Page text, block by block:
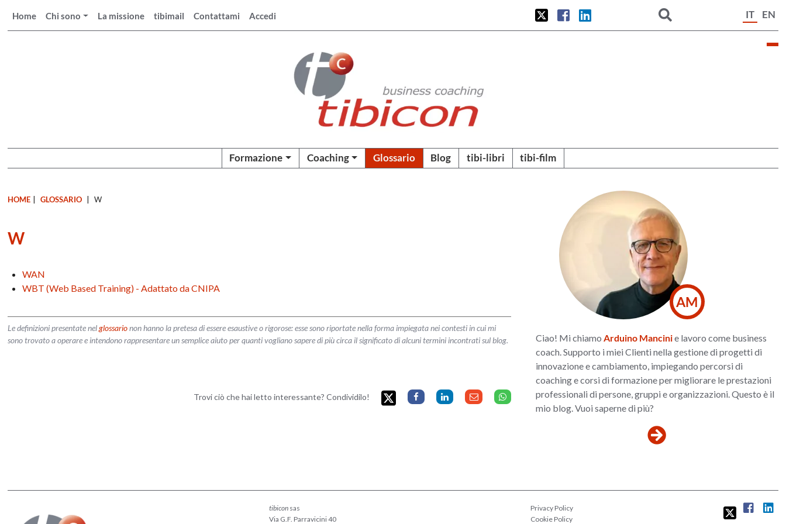
Home Chi sono La missione tibimail Contattami Accedi IT EN
Formazione Coaching Glossario Blog tibi-libri tibi-film
HOME GLOSSARIO W
W
WAN
WBT (Web Based Training) - Adattato da CNIPA
Le definizioni presentate nelglossarionon hanno la pretesa di essere esaustive o rigorose: esse sono riportate nella forma impiegata nei contesti in cui mi
sono trovato a operare e intendono rappresentare un semplice aiuto per quanti vogliano sapere di più circa il significato di alcuni termini incontrati sul blog.
Trovi ciò che hai letto interessante? Condividilo!
AM
Ciao! Mi chiamo Arduino Mancinie lavoro come business
coach. Supporto i miei Clienti nella gestione di progetti di
innovazione e cambiamento, impiegando percorsi di
coaching e corsi di formazione per migliorare le prestazioni
professionali di persone, gruppi e organizzazioni. Questo è il
mio blog. Vuoi saperne di più?
tibiconsas
Via G.F. Parravicini 40
Privacy Policy
Cookie Policy